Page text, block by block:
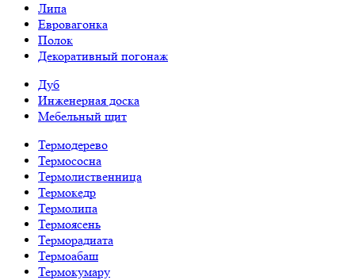
Липа
Евровагонка
Полок
Декоративный погонаж
Дуб
Инженерная доска
Мебельный щит
Термодерево
Термососна
Термолиственница
Термокедр
Термолипа
Термоясень
Терморадиата
Термоабаш
Термокумару